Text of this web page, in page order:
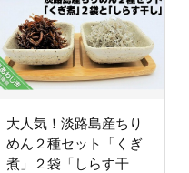
大人気！淡路島産ちり
めん２種セット「くぎ
煮」２袋「しらす干